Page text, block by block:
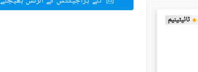
ٹائیٹینیم